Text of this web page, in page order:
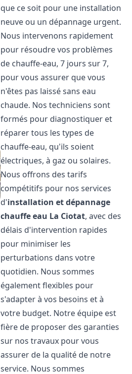
que ce soit pour une installation
neuve ou un dépannage urgent.
Nous intervenons rapidement
pour résoudre vos problèmes
de chauffe-eau, 7 jours sur 7,
pour vous assurer que vous
n'êtes pas laissé sans eau
chaude. Nos techniciens sont
formés pour diagnostiquer et
réparer tous les types de
chauffe-eau, qu'ils soient
électriques, à gaz ou solaires.
Nous offrons des tarifs
compétitifs pour nos services
d'installation et dépannage
chauffe eau La Ciotat, avec des
délais d'intervention rapides
pour minimiser les
perturbations dans votre
quotidien. Nous sommes
également flexibles pour
s'adapter à vos besoins et à
votre budget. Notre équipe est
fière de proposer des garanties
sur nos travaux pour vous
assurer de la qualité de notre
service. Nous sommes